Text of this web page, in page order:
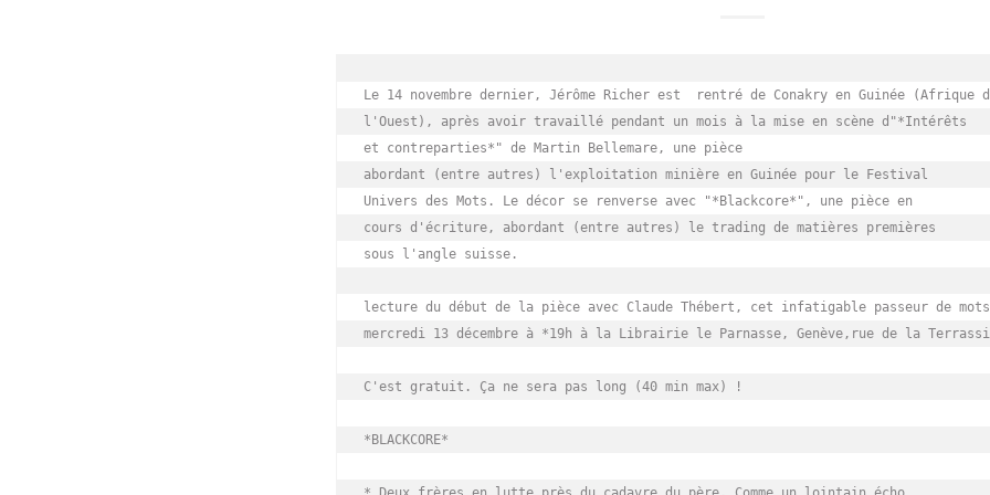
Le 14 novembre dernier, Jérôme Richer est  rentré de Conakry en Guinée (Afrique
l'Ouest), après avoir travaillé pendant un mois à la mise en scène d"*Intérêts
et contreparties*" de Martin Bellemare, une pièce
abordant (entre autres) l'exploitation minière en Guinée pour le Festival
Univers des Mots. Le décor se renverse avec "*Blackcore*", une pièce en
cours d'écriture, abordant (entre autres) le trading de matières premières
sous l'angle suisse.
lecture du début de la pièce avec Claude Thébert, cet infatigable passeur de
mercredi 13 décembre à *19h à la Librairie le Parnasse, Genève,rue de la
C'est gratuit. Ça ne sera pas long (40 min max) !
*BLACKCORE*